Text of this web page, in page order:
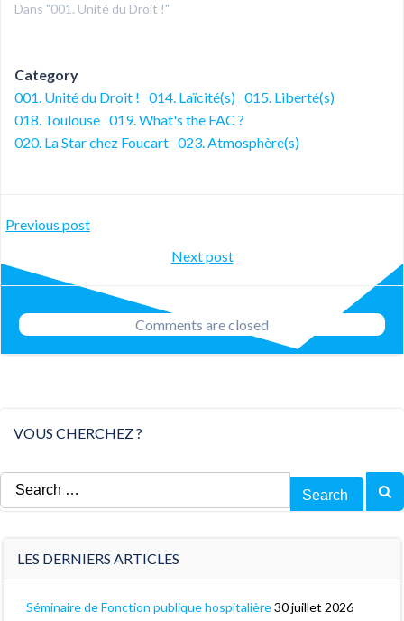
Dans "001. Unité du Droit !"
Category
001. Unité du Droit ! 014. Laïcité(s) 015. Liberté(s)
018. Toulouse 019. What's the FAC ?
020. La Star chez Foucart 023. Atmosphère(s)
Post
navigation
Previous post
Post
navigation
Next post
Comments are closed
VOUS CHERCHEZ ?
Search
for:
LES DERNIERS ARTICLES
Séminaire de Fonction publique hospitalière30 juillet 2026